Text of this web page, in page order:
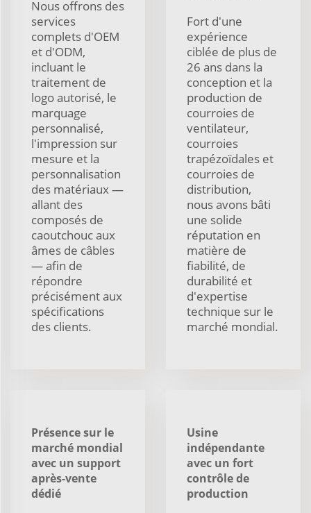
Nous offrons des
services
complets d'OEM
et d'ODM,
incluant le
traitement de
logo autorisé, le
marquage
personnalisé,
l'impression sur
mesure et la
personnalisation
des matériaux —
allant des
composés de
caoutchouc aux
âmes de câbles
— afin de
répondre
précisément aux
spécifications
des clients.
Fort d'une
expérience
ciblée de plus de
26 ans dans la
conception et la
production de
courroies de
ventilateur,
courroies
trapézoïdales et
courroies de
distribution,
nous avons bâti
une solide
réputation en
matière de
fiabilité, de
durabilité et
d'expertise
technique sur le
marché mondial.
Présence sur le
marché mondial
avec un support
après-vente
dédié
Usine
indépendante
avec un fort
contrôle de
production